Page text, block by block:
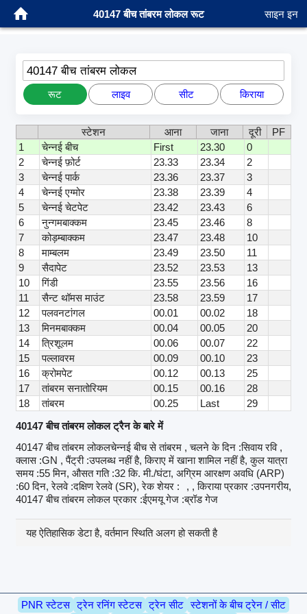
40147 बीच तांबरम लोकल रूट साइन इन
40147 बीच तांबरम लोकल
रूट लाइव सीट किराया
स्टेशन आना जाना दूरी
PF
1
चेन्नई बीच First 23.30
0
2
चेन्नई फ़ोर्ट 23.33 23.34
2
3
चेन्नई पार्क 23.36 23.37
3
4
चेन्नई एग्मोर 23.38 23.39
4
5
चेन्नई चेटपेट 23.42 23.43
6
6
नुन्गमबाक्कम 23.45 23.46
8
7
कोड़म्बाक्कम 23.47 23.48
10
8
माम्बलम 23.49 23.50
11
9
सैदापेट 23.52 23.53
13
10
गिंडी 23.55 23.56
16
11
सैन्ट थॉमस माउंट 23.58 23.59
17
12
पलवनटांगल 00.01 00.02
18
13
मिनमबाक्कम 00.04 00.05
20
14
त्रिशूलम 00.06 00.07
22
15
पल्लावरम 00.09 00.10
23
16
क्रोमपेट 00.12 00.13
25
17
तांबरम सनातोरियम 00.15 00.16
28
18
तांबरम 00.25 Last
29
40147 बीच तांबरम लोकल ट्रैन के बारे में
40147 बीच तांबरम लोकलचेन्नई बीच से तांबरम , चलने के दिन :सिवाय रवि ,
क्लास :GN , पैंट्री :उपलब्ध नहीं है, किराए में खाना शामिल नहीं है, कुल यात्रा
समय :55 मिन, औसत गति :32 कि. मी./घंटा, अग्रिम आरक्षण अवधि (ARP)
:60 दिन, रेलवे :दक्षिण रेलवे (SR), रेक शेयर :
, , किराया प्रकार :उपनगरीय,
40147 बीच तांबरम लोकल प्रकार :ईएमयू गेज :ब्रॉड गेज
यह ऐतिहासिक डेटा है, वर्तमान स्थिति अलग हो सकती है
PNR स्टेटस ट्रेन रनिंग स्टेटस ट्रेन सीट स्टेशनों के बीच ट्रेन / सीट